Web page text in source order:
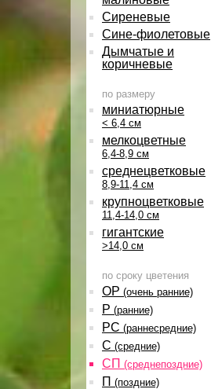
Сиреневые
Сине-фиолетовые
Дымчатые и
коричневые
по размеру
миниатюрные
< 6,4 см
мелкоцветные
6,4-8,9 см
среднецветковые
8,9-11,4 см
крупноцветковые
11,4-14,0 см
гигантские
>14,0 см
по сроку цветения
ОР (очень ранние)
Р (ранние)
РС (раннесредние)
С (средние)
СП (среднепоздние)
П (поздние)